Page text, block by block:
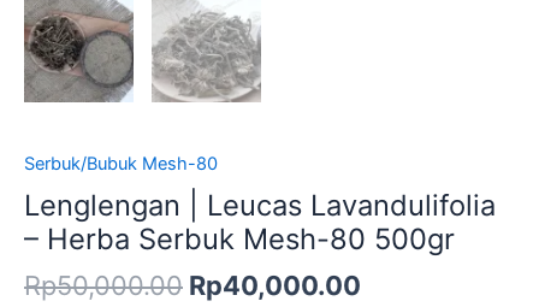
Serbuk/Bubuk Mesh-80
Lenglengan | Leucas Lavandulifolia
– Herba Serbuk Mesh-80 500gr
Rp50,000.00 Rp40,000.00